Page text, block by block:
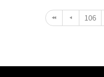
106